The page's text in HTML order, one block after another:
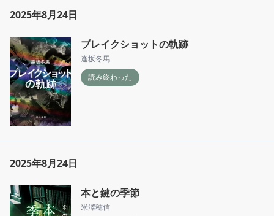
2025年8月24日
ブレイクショットの軌跡
逢坂冬馬
読み終わった
2025年8月24日
本と鍵の季節
米澤穂信